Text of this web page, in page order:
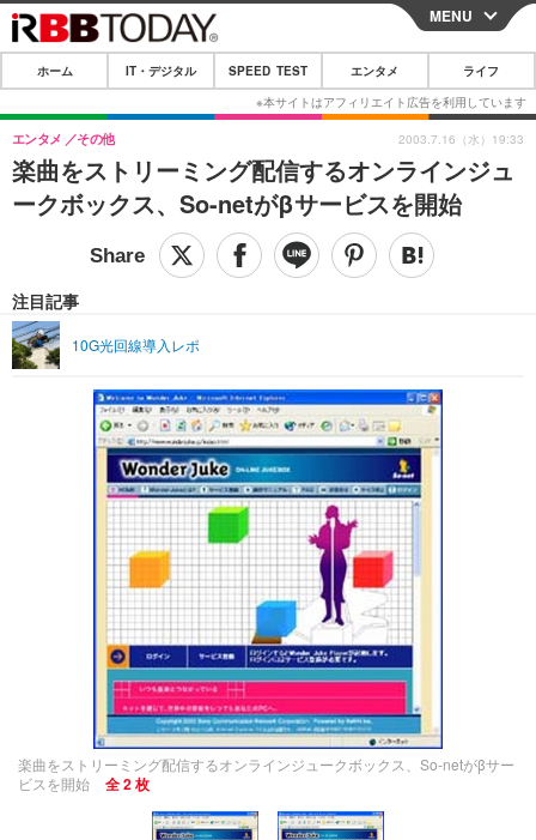
CLOSE
ホーム
IT・デジタル
IT・デジタルTOP スマートフォン
ガジェット・ツール
ショッピング その他
SPEED TEST
エンタメTOP 映画・ドラマ
グラビア ブログ
ショッピング その他
ライフTOP
その他
リリース一覧
プッシュ通知の停止方法
MENU
ホーム IT・デジタル SPEED TEST エンタメ ライフ
楽曲をストリーミング配信するオンラインジュ
ークボックス、So-netがβサービスを開始
エンタメ その他
注目記事
10G光回線導入レポ
2003.7.16（水）19:33
楽曲をストリーミング配信するオンラインジュークボックス、So-netがβサー
ビスを開始
全 2 枚